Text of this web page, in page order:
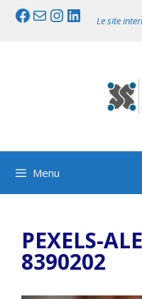
AllerFacebook
MailInstagram
LinkedIn
Le site
Menu
PEXELS-
8390202